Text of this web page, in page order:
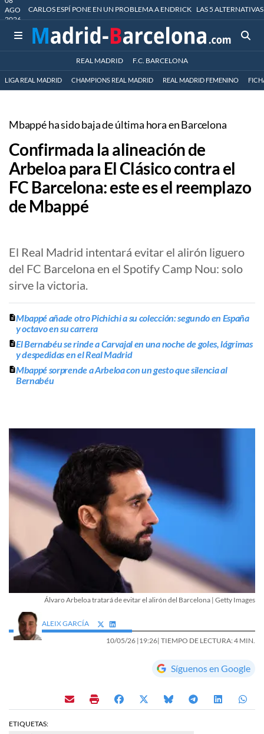
AGO
2026
CARLOS ESPÍ PONE EN UN PROBLEMA A ENDRICK LAS 5
REAL MADRID F.C. BARCELONA
LIGA REAL MADRID CHAMPIONS REAL MADRID REAL MADRID FEMENINO
Mbappé ha sido baja de última hora en Barcelona
Confirmada la alineación de
Arbeloa para El Clásico contra el
FC Barcelona: este es el reemplazo
de Mbappé
El Real Madrid intentará evitar el alirón liguero
del FC Barcelona en el Spotify Camp Nou: solo
sirve la victoria.
Mbappé añade otro Pichichi a su colección: segundo en España
y octavo en su carrera
El Bernabéu se rinde a Carvajal en una noche de goles, lágrimas
y despedidas en el Real Madrid
Mbappé sorprende a Arbeloa con un gesto que silencia al
Bernabéu
Álvaro Arbeloa tratará de evitar el alirón del Barcelona | Getty Images
ALEIX GARCÍA
10/05/26 |19:26| TIEMPO DE LECTURA: 4 MIN.
Síguenos en Google
ETIQUETAS: